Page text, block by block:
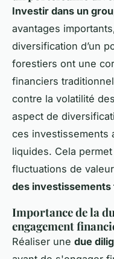
Investir dans un
avantages
diversification d’un
forestiers ont une
financiers
contre la volatilité
aspect de
ces investissements
liquides. Cela
fluctuations de
des
Importance de la
engagement
Réaliser une due